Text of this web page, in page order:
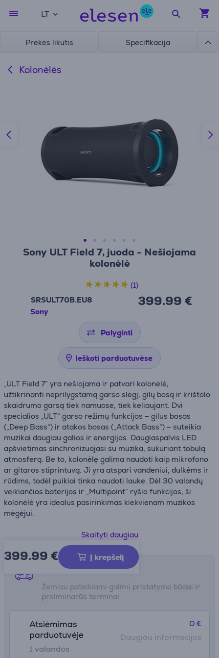
LT
Prekės likutis Specifikacija
Kolonėlės
Sony ULT Field 7, juoda - Nešiojama
kolonėlė
SRSULT70B.EU8
Sony
399.99 €
(1)
Palyginti
Ieškoti parduotuvėse
„ULT Field 7“ yra nešiojama ir patvari kolonėlė,
užtikrinanti neprilygstamą garso slėgį, gilų bosą ir krištolo
skaidrumo garsą tiek namuose, tiek keliaujant. Dvi
specialios „ULT“ garso režimų funkcijos – gilus bosas
(„Deep Bass“) ir atakos bosas („Attack Bass“) – suteikia
muzikai daugiau galios ir energijos. Daugiaspalvis LED
apšvietimas sinchronizuojasi su muzika, sukuriant tobulą
atmosferą. Be to, kolonėlę galima naudoti kaip mikrofono
ar gitaros stiprintuvą. Ji yra atspari vandeniui, dulkėms ir
rūdims, todėl puikiai tinka naudoti lauke. Dėl 30 valandų
veikiančios baterijos ir „Multipoint“ ryšio funkcijos, ši
kolonėlė yra idealus pasirinkimas kiekvienam muzikos
mėgėjui.
• Gilus bosas ir atakos bosas – muzikos energijai
• Daugiaspalvis LED apšvietimas – atmosferos kūrimui
• Atsparumas vandeniui, dulkėms ir rūdims
• 30 valandų baterijos veikimo laikas
Skaityti daugiau
399.99 € Į krepšelį
Pristatymo būdai
Žemiau pateikiami galimi pristatymo būdai ir
preliminarūs terminai
Atsiėmimas
parduotuvėje
1 valandos
0 €
Daugiau informacijos